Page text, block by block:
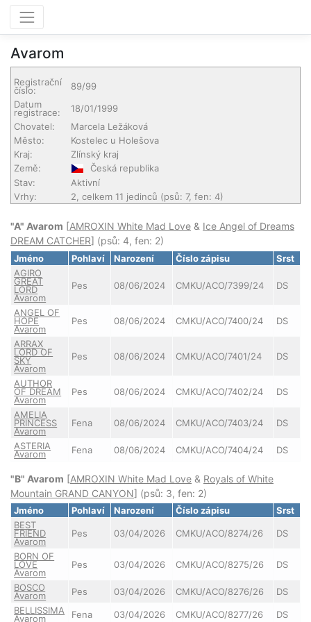
Avarom
Registrační
číslo:
89/99
Datum
registrace:
18/01/1999
Chovatel:
Marcela Ležáková
Město:
Kostelec u Holešova
Kraj:
Zlínský kraj
Země:
Česká republika
Stav:
Aktivní
Vrhy:
2, celkem 11 jedinců (psů: 7, fen: 4)
"A" Avarom [AMROXIN White Mad Love & Ice Angel of Dreams
DREAM CATCHER] (psů: 4, fen: 2)
Jméno Pohlaví Narození Číslo zápisu
Srst
AGIRO
GREAT
LORD
Avarom
Pes 08/06/2024 CMKU/ACO/7399/24 DS
ANGEL OF
HOPE
Avarom
Pes 08/06/2024 CMKU/ACO/7400/24 DS
ARRAX
LORD OF
SKY
Avarom
Pes 08/06/2024 CMKU/ACO/7401/24 DS
AUTHOR
OF DREAM
Avarom
Pes 08/06/2024 CMKU/ACO/7402/24 DS
AMELIA
PRINCESS
Avarom
Fena 08/06/2024 CMKU/ACO/7403/24 DS
ASTERIA
Avarom Fena 08/06/2024 CMKU/ACO/7404/24 DS
"B" Avarom [AMROXIN White Mad Love & Royals of White
Mountain GRAND CANYON] (psů: 3, fen: 2)
Jméno Pohlaví Narození Číslo zápisu
Srst
BEST
FRIEND
Avarom
Pes 03/04/2026 CMKU/ACO/8274/26 DS
BORN OF
LOVE
Avarom
Pes 03/04/2026 CMKU/ACO/8275/26 DS
BOSCO
Avarom Pes 03/04/2026 CMKU/ACO/8276/26
DS
BELLISSIMA
Avarom Fena 03/04/2026 CMKU/ACO/8277/26 DS